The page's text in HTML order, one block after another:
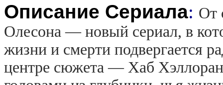
Описание Сериала: От
Олесона — новый сериал, в
жизни и смерти подвергается
центре сюжета — Хаб